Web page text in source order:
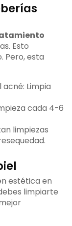
Esto
Pero, esta
Limpia
cada 4-6
limpiezas
estética en
limpiarte